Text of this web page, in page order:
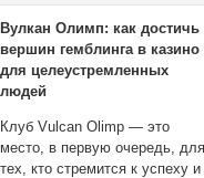
Вулкан Олимп: как достичь
вершин гемблинга в казино
для целеустремленных
людей
Клуб Vulcan Olimp — это
место, в первую очередь,
тех, кто стремится к успеху и